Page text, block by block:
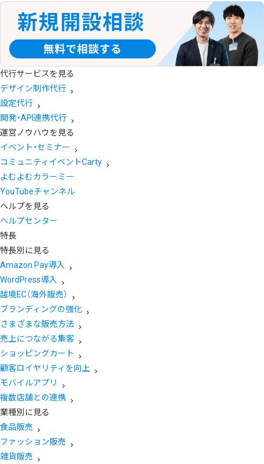
代行サービスを見る
デザイン制作代行
設定代行
開発・API連携代行
運営ノウハウを見る
イベント・セミナー
コミュニティイベントCarty
よむよむカラーミー
YouTubeチャンネル
ヘルプを見る
ヘルプセンター
特長
特長別に見る
Amazon Pay導入
WordPress導入
越境EC（海外販売）
ブランディングの強化
さまざまな販売方法
売上につながる集客
ショッピングカート
顧客ロイヤリティを向上
モバイルアプリ
複数店舗との連携
業種別に見る
食品販売
ファッション販売
雑貨販売